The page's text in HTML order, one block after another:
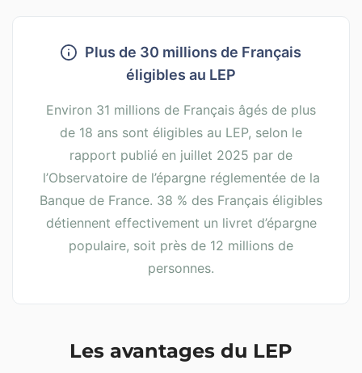
Plus de 30 millions de Français
éligibles au LEP
Environ 31 millions de Français âgés de plus
de 18 ans sont éligibles au LEP, selon le
rapport publié en juillet 2025 par de
l’Observatoire de l’épargne réglementée de la
Banque de France. 38 % des Français éligibles
détiennent effectivement un livret d’épargne
populaire, soit près de 12 millions de
personnes.
Les avantages du LEP